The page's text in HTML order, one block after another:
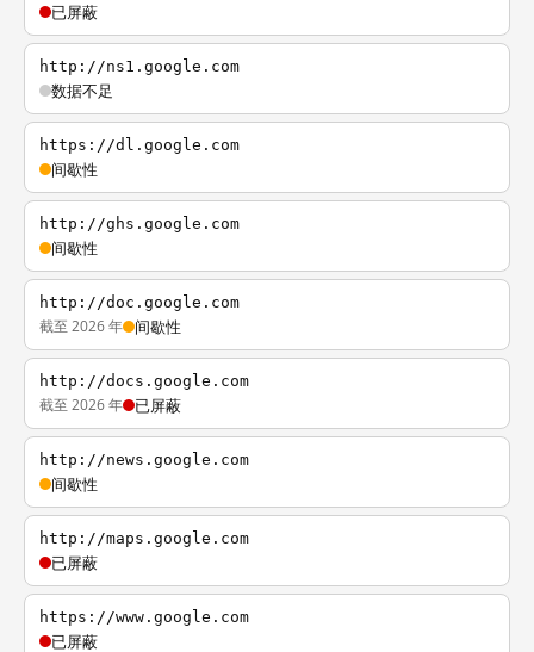
已屏蔽
http://ns1.google.com
数据不足
https://dl.google.com
间歇性
http://ghs.google.com
间歇性
http://doc.google.com
截至 2026 年 间歇性
http://docs.google.com
截至 2026 年 已屏蔽
http://news.google.com
间歇性
http://maps.google.com
已屏蔽
https://www.google.com
已屏蔽